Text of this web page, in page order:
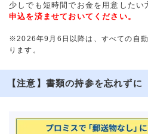
少しでも短時間でお金を用意したい
申込を済ませておいてください。
※2026年9月6日以降は、すべての自
ります。
【注意】書類の持参を忘れずに